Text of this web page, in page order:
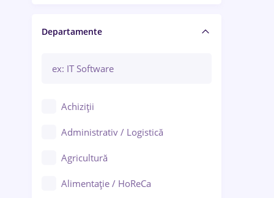
Brașov
Bacău
Galați (Galați)
Ploiești
Departamente
Achiziții
Administrativ / Logistică
Agricultură
Alimentație / HoReCa